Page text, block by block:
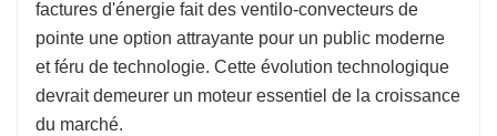
factures d'énergie fait des ventilo-convecteurs de
pointe une option attrayante pour un public moderne
et féru de technologie. Cette évolution technologique
devrait demeurer un moteur essentiel de la croissance
du marché.